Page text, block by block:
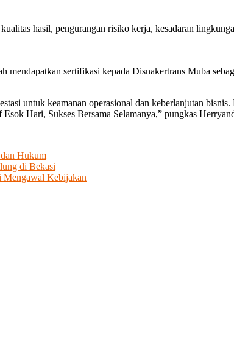
hasil, pengurangan risiko kerja, kesadaran
sertifikasi kepada Disnakertrans Muba
untuk keamanan operasional dan keberlanjutan
Hari, Sukses Bersama Selamanya,” pungkas
Hukum
di Bekasi
Mengawal Kebijakan